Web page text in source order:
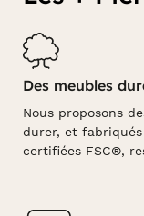
Des meubles
Nous proposons
durer, et
certifiées FSC®,